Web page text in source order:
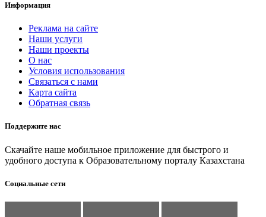
Информация
Реклама на сайте
Наши услуги
Наши проекты
О нас
Условия использования
Связаться с нами
Карта сайта
Обратная связь
Поддержите нас
Скачайте наше мобильное приложение для быстрого и
удобного доступа к Образовательному порталу Казахстана
Социальные сети